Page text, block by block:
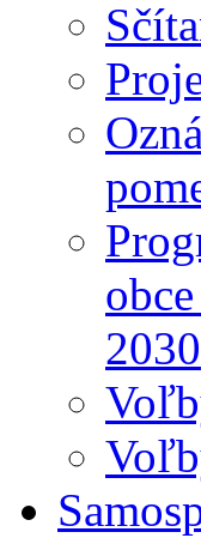
2030